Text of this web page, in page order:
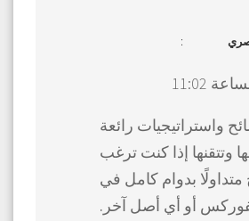
:
واستراتيجيات رائعة
وتتقنها إذا كنت ترغب
بدوام كامل في
أو أي أصل آخر.